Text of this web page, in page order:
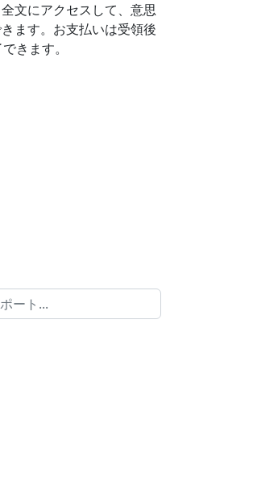
文にアクセスして、意思
ます。お支払いは受領後
きます。